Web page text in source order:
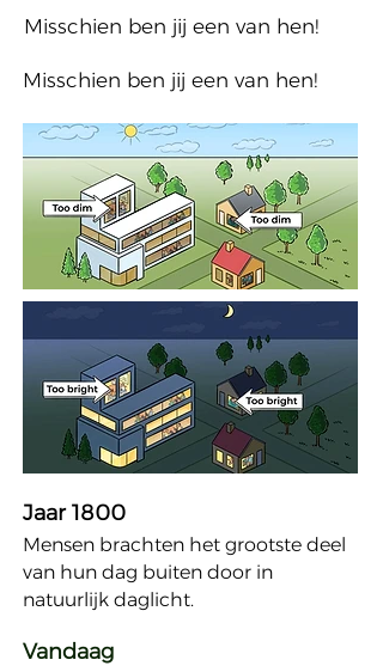
Misschien ben jij een van hen!
Misschien ben jij een van hen!
Jaar 1800
Mensen brachten het grootste deel
van hun dag buiten door in
natuurlijk daglicht.
Vandaag